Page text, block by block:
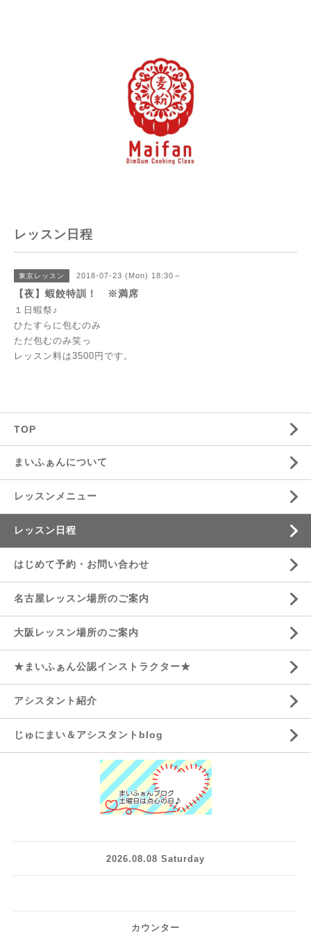
レッスン日程
東京レッスン 2018-07-23 (Mon) 18:30～
【夜】蝦餃特訓！ ※満席
１日蝦祭♪
ひたすらに包むのみ
ただ包むのみ笑っ
レッスン料は3500円です。
TOP
まいふぁんについて
レッスンメニュー
レッスン日程
はじめて予約・お問い合わせ
名古屋レッスン場所のご案内
大阪レッスン場所のご案内
★まいふぁん公認インストラクター★
アシスタント紹介
じゅにまい＆アシスタントblog
2026.08.08 Saturday
カウンター